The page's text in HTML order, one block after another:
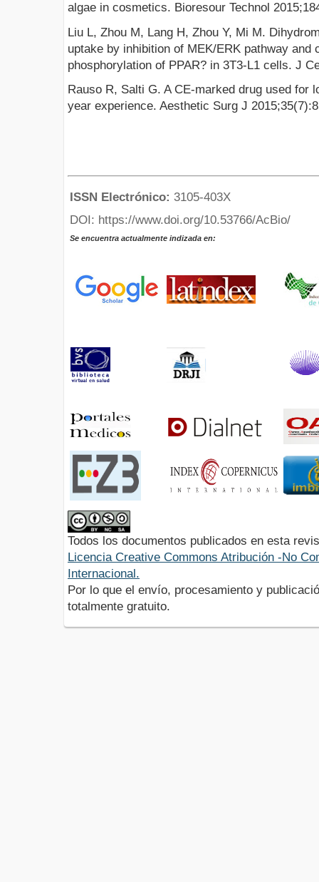
algae in cosmetics. Bioresour Technol
Liu L, Zhou M, Lang H, Zhou Y, Mi M.
uptake by inhibition of MEK/ERK pathway and
phosphorylation of PPAR? in 3T3-L1 cells. J
Rauso R, Salti G. A CE-marked drug used for
year experience. Aesthetic Surg J
ISSN Electrónico: 3105-403X
DOI: https://www.doi.org/10.53766/AcBio/
Se encuentra actualmente indizada en:
Todos los documentos publicados en esta
Licencia Creative Commons Atribución -No
Internacional.
Por lo que el envío, procesamiento y
totalmente gratuito.